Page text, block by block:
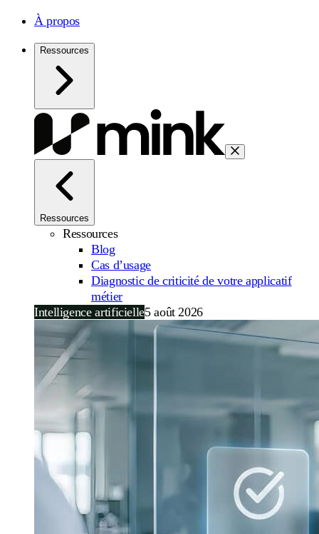
À propos
Ressources
Ressources
Ressources
Blog
Cas d’usage
Diagnostic de criticité de votre applicatif
métier
Intelligence artificielle5 août 2026